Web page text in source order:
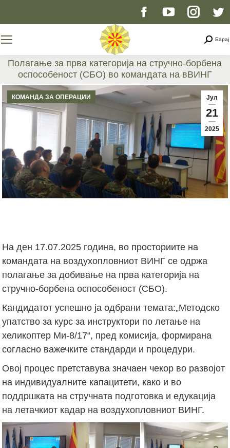
Facebook
opens
in
new
window
YouTube
opens
in
new
window
page
opens
in
new
window
Барај
Полагање за прва категорија на стручно-борбена
оспособеност (СБО) во командата на вВИНГ
You are here:
Јул
21
2025
КОМАНДА ЗА ОПЕРАЦИИ
На ден 17.07.2025 година, во просториите на
командата на воздухопловниот ВИНГ се одржа
полагање за добивање на прва категорија на
стручно-борбена оспособеност (СБО).
Кандидатот успешно ја одбрани темата:„Методско
упатство за курс за инструктори по летање на
хеликоптер Ми-8/17“, пред комисија, формирана
согласно важечките стандарди и процедури.
Овој процес претставува значаен чекор во развојот
на индивидуалните капацитети, како и во
поддршката на стручната подготовка и едукација
на летачкиот кадар на воздухопловниот ВИНГ.